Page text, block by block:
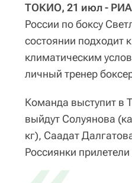
ТОКИО, 21 июл - РИА
России по боксу
состоянии подходит
климатическим
личный тренер
Команда выступит в
выйдут Солуянова
кг), Саадат
Россиянки